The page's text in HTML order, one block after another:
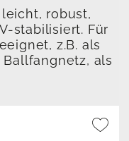
robust,
stabilisiert. Für
z.B. als
als